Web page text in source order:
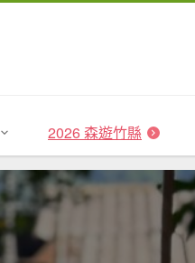
2026 森遊竹縣